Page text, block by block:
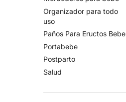
Organizador para todo
uso
Paños Para Eructos Bebe
Portabebe
Postparto
Salud